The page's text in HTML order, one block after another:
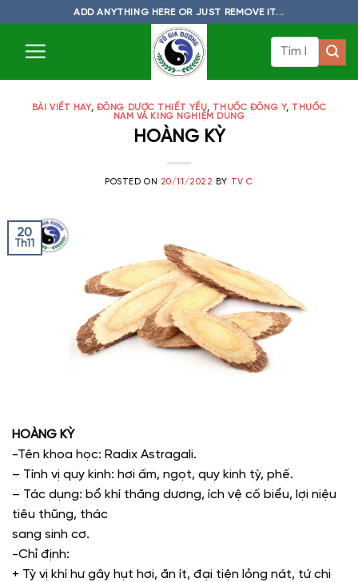
content
ADD ANYTHING HERE OR JUST REMOVE IT...
BÀI VIẾT HAY, ĐÔNG DƯỢC THIẾT YẾU, THUỐC ĐÔNG Y, THUỐC
NAM VÀ KING NGHIỆM DÙNG
HOÀNG KỲ
POSTED ON 20/11/2022 BY TV C
20
Th11
HOÀNG KỲ
-Tên khoa học: Radix Astragali.
– Tính vị quy kinh: hơi ấm, ngọt, quy kinh tỳ, phế.
– Tác dụng: bổ khí thăng dương, ích vệ cố biểu, lợi niệu
tiêu thũng, thác
sang sinh cơ.
-Chỉ định:
+ Tỳ vị khí hư gây hụt hơi, ăn ít, đại tiện lỏng nát, tứ chi